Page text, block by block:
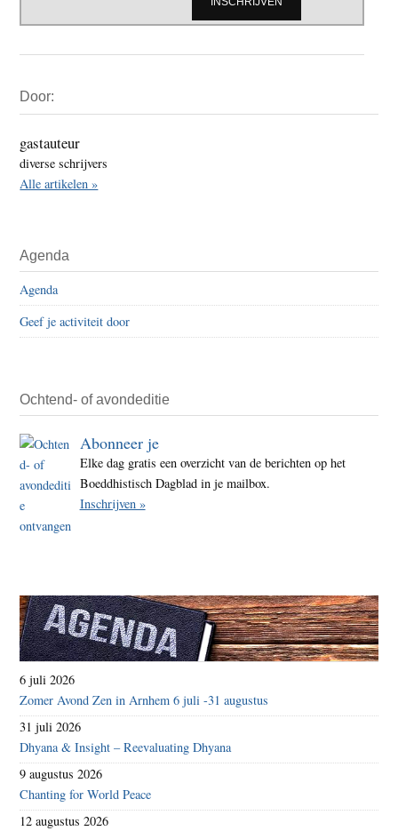
Sidebar
Door:
gastauteur
diverse schrijvers
Alle artikelen »
Agenda
Agenda
Geef je activiteit door
Ochtend- of avondeditie
Abonneer je
Elke dag gratis een overzicht van de berichten op het
Boeddhistisch Dagblad in je mailbox.
Inschrijven »
6 juli 2026
Zomer Avond Zen in Arnhem 6 juli -31 augustus
31 juli 2026
Dhyana & Insight – Reevaluating Dhyana
9 augustus 2026
Chanting for World Peace
12 augustus 2026